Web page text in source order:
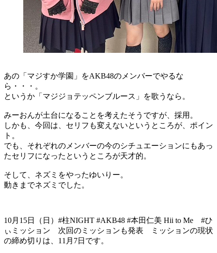
あの「マジすか学園」をAKB48のメンバーでやるな
ら・・・。
というか「マジジョテッペンブルース」を歌うなら。
みーおんが土台になることを考えたそうですが、採用。
しかも、今回は、セリフも変えないというところが、ポイン
ト。
でも、それぞれのメンバーの今のシチュエーションにもあっ
たセリフになったというところが天才的。
そして、ネズミをやったゆいりー。
動きまでネズミでした。
10月15日（日）#柱NIGHT #AKB48 #本田仁美 Hii to Me #ひ
ぃミッション 次回のミッションも発表 ミッションの現状
の締め切りは、11月7日です。